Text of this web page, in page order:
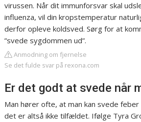
virussen. Når dit immunforsvar skal
influenza, vil din kropstemperatur
derfor opleve koldsved. Sørg for at
”svede sygdommen ud”.
Anmodning om fjernelse
Se det fulde svar på rexona.com
Er det godt at svede når
Man hører ofte, at man kan svede
det er altså ikke tilfældet. Ifølge Tyra